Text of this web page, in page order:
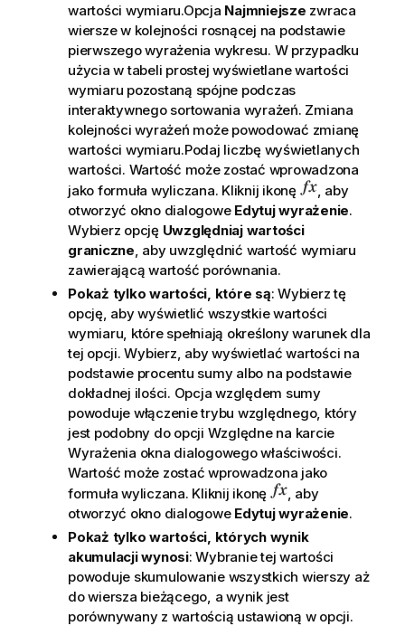
wartości wymiaru.Opcja Najmniejsze zwraca
wiersze w kolejności rosnącej na podstawie
pierwszego wyrażenia wykresu. W przypadku
użycia w tabeli prostej wyświetlane wartości
wymiaru pozostaną spójne podczas
interaktywnego sortowania wyrażeń. Zmiana
kolejności wyrażeń może powodować zmianę
wartości wymiaru.Podaj liczbę wyświetlanych
wartości. Wartość może zostać wprowadzona
jako formuła wyliczana. Kliknij ikonę
, aby
otworzyć okno dialogowe Edytuj wyrażenie.
Wybierz opcję Uwzględniaj wartości
graniczne , aby uwzględnić wartość wymiaru
zawierającą wartość porównania.
Pokaż tylko wartości, które są: Wybierz tę
opcję, aby wyświetlić wszystkie wartości
wymiaru, które spełniają określony warunek dla
tej opcji. Wybierz, aby wyświetlać wartości na
podstawie procentu sumy albo na podstawie
dokładnej ilości. Opcja względem sumy
powoduje włączenie trybu względnego, który
jest podobny do opcji Względnena karcie
Wyrażenia okna dialogowego właściwości.
Wartość może zostać wprowadzona jako
formuła wyliczana. Kliknij ikonę
, aby
otworzyć okno dialogowe Edytuj wyrażenie.
Pokaż tylko wartości, których wynik
akumulacji wynosi: Wybranie tej wartości
powoduje skumulowanie wszystkich wierszy aż
do wiersza bieżącego, a wynik jest
porównywany z wartością ustawioną w opcji.